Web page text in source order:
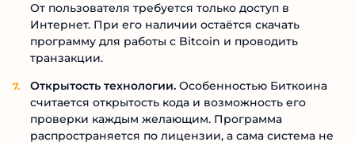
От пользователя требуется только доступ в
Интернет. При его наличии остаётся скачать
программу для работы с Bitcoin и проводить
транзакции.
Открытость технологии. Особенностью Биткоина
считается открытость кода и возможность его
проверки каждым желающим. Программа
распространяется по лицензии, а сама система не